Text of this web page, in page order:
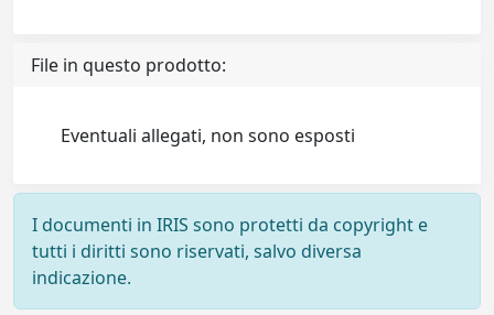
File in questo prodotto:
Eventuali allegati, non sono esposti
I documenti in IRIS sono protetti da copyright e
tutti i diritti sono riservati, salvo diversa
indicazione.